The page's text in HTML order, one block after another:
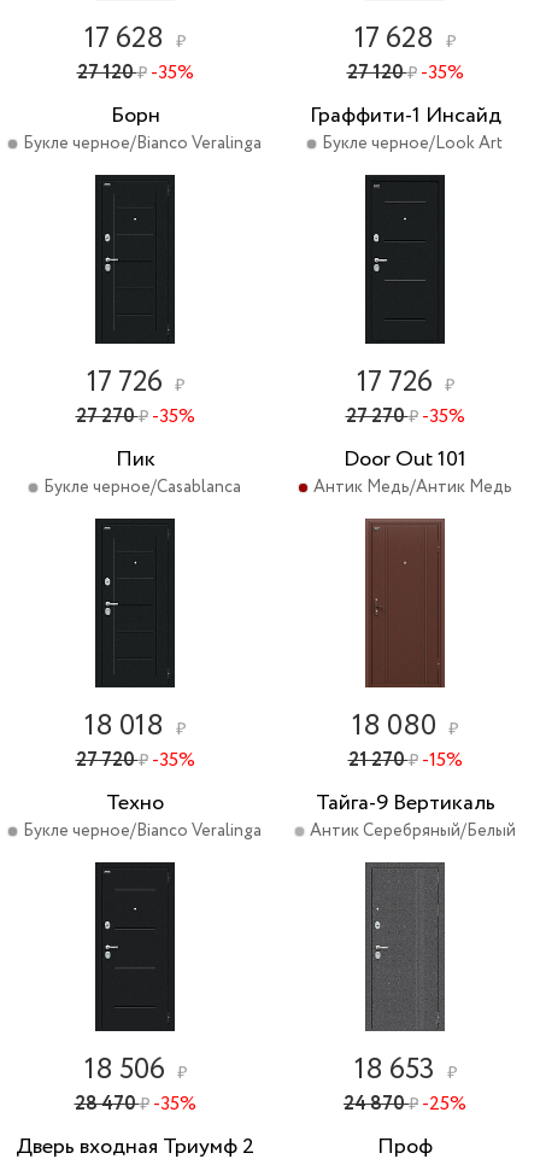
17 628 ₽
27 120₽ -35%
17 628 ₽
27 120₽ -35%
Борн
Букле черное/Bianco Veralinga
17 726 ₽
27 270₽ -35%
Граффити-1 Инсайд
Букле черное/Look Art
17 726 ₽
27 270₽ -35%
Пик
Букле черное/Casablanca
18 018 ₽
27 720₽ -35%
Door Out 101
Антик Медь/Антик Медь
18 080 ₽
21 270₽ -15%
Техно
Букле черное/Bianco Veralinga
18 506 ₽
28 470₽ -35%
Тайга-9 Вертикаль
Антик Серебряный/Белый
18 653 ₽
24 870₽ -25%
Дверь входная Триумф 2 Проф